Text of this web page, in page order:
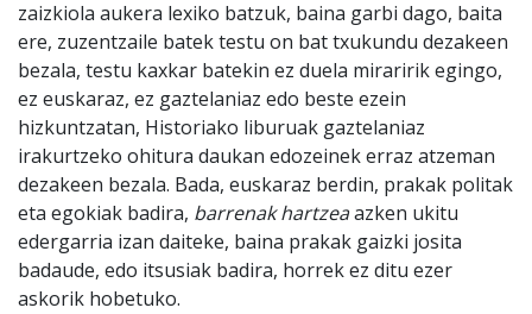
zaizkiola aukera lexiko batzuk, baina garbi dago, baita
ere, zuzentzaile batek testu on bat txukundu dezakeen
bezala, testu kaxkar batekin ez duela miraririk egingo,
ez euskaraz, ez gaztelaniaz edo beste ezein
hizkuntzatan, Historiako liburuak gaztelaniaz
irakurtzeko ohitura daukan edozeinek erraz atzeman
dezakeen bezala. Bada, euskaraz berdin, prakak politak
eta egokiak badira, barrenak hartzeaazken ukitu
edergarria izan daiteke, baina prakak gaizki josita
badaude, edo itsusiak badira, horrek ez ditu ezer
askorik hobetuko.